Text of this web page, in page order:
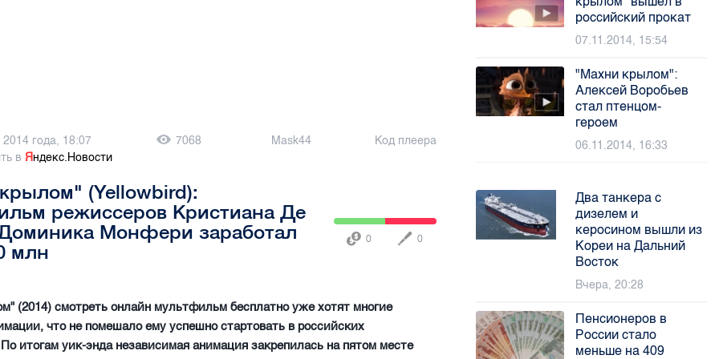
года, 18:07 7068 Mask44
Код плеера
вЯндекс.Новости
(Yellowbird):
режиссеров Кристиана Де
Монфери заработал
млн
0 0
(2014) смотреть онлайн мультфильм бесплатно уже хотят многие
что не помешало ему успешно стартовать в российских
итогам уик-энда независимая анимация закрепилась на пятом месте
российский прокат
07.11.2014, 15:54
"Махни крылом":
Алексей Воробьев
стал птенцом-
героем
06.11.2014, 16:33
Два танкера с
дизелем и
керосином вышли из
Кореи на Дальний
Восток
Вчера, 20:28
Пенсионеров в
России стало
меньше на 409